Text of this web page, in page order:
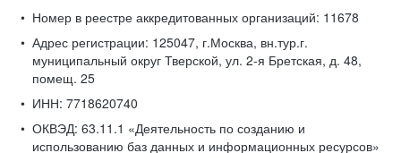
Номер в реестре аккредитованных организаций: 11678
Адрес регистрации: 125047, г.Москва, вн.тур.г.
муниципальный округ Тверской, ул. 2-я Бретская, д. 48,
помещ. 25
ИНН: 7718620740
ОКВЭД: 63.11.1 «Деятельность по созданию и
использованию баз данных и информационных ресурсов»